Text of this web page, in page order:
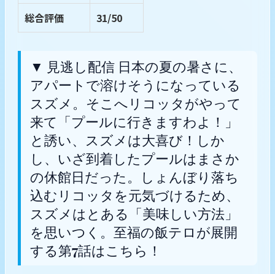
総合評価
31/50
▼ 見逃し配信 日本の夏の暑さに、
アパートで溶けそうになっている
スズメ。そこへリコッタがやって
来て「プールに行きますわよ！」
と誘い、スズメは大喜び！しか
し、いざ到着したプールはまさか
の休館日だった。しょんぼり落ち
込むリコッタを元気づけるため、
スズメはとある「美味しい方法」
を思いつく。至福の飯テロが展開
する第7話はこちら！